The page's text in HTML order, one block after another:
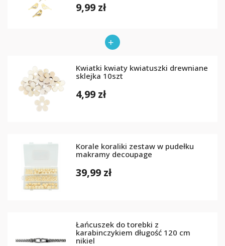
9,99 zł
Kwiatki kwiaty kwiatuszki drewniane
sklejka 10szt
4,99 zł
Korale koraliki zestaw w pudełku
makramy decoupage
39,99 zł
Łańcuszek do torebki z
karabinczykiem długość 120 cm
nikiel